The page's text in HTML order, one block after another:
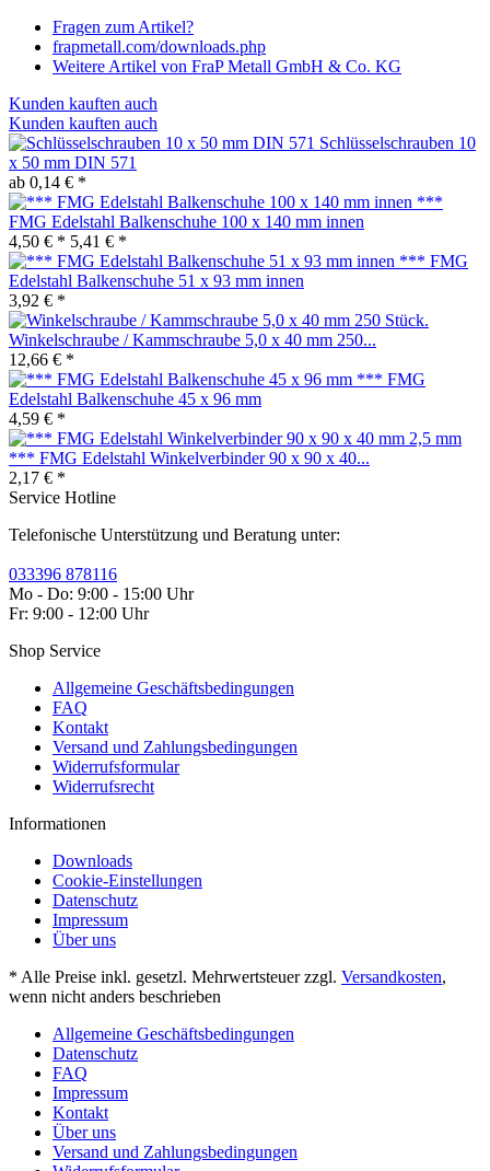
Fragen zum Artikel?
frapmetall.com/downloads.php
Weitere Artikel von FraP Metall GmbH & Co. KG
Kunden kauften auch
Kunden kauften auch
Schlüsselschrauben 10
x 50 mm DIN 571
ab 0,14 € *
***
FMG Edelstahl Balkenschuhe 100 x 140 mm innen
4,50 € * 5,41 € *
*** FMG
Edelstahl Balkenschuhe 51 x 93 mm innen
3,92 € *
Winkelschraube / Kammschraube 5,0 x 40 mm 250...
12,66 € *
*** FMG
Edelstahl Balkenschuhe 45 x 96 mm
4,59 € *
*** FMG Edelstahl Winkelverbinder 90 x 90 x 40...
2,17 € *
Service Hotline
Telefonische Unterstützung und Beratung unter:
033396 878116
Mo - Do: 9:00 - 15:00 Uhr
Fr: 9:00 - 12:00 Uhr
Shop Service
Allgemeine Geschäftsbedingungen
FAQ
Kontakt
Versand und Zahlungsbedingungen
Widerrufsformular
Widerrufsrecht
Informationen
Downloads
Cookie-Einstellungen
Datenschutz
Impressum
Über uns
* Alle Preise inkl. gesetzl. Mehrwertsteuer zzgl. Versandkosten,
wenn nicht anders beschrieben
Allgemeine Geschäftsbedingungen
Datenschutz
FAQ
Impressum
Kontakt
Über uns
Versand und Zahlungsbedingungen